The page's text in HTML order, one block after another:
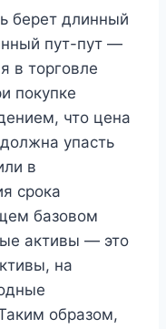
берет длинный
пут-пут —
в торговле
покупке
что цена
упасть
в
срока
базовом
активы — это
на
образом,